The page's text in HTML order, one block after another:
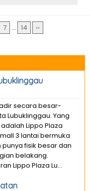
7 ... 14 ››
secara besar-
Lubuklinggau. Yang
Lippo Plaza
3 lantai bermuka
fisik besar dan
belakang.
Lippo Plaza Lu...